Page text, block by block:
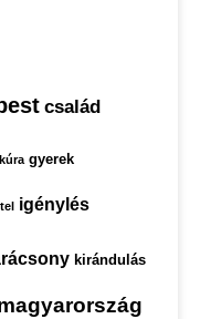
család
gyerek
igénylés
kirándulás